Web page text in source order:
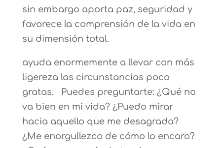
sin embargo aporta paz, seguridad y
favorece la comprensión de la vida en
su dimensión total.
ayuda enormemente a llevar con más
ligereza las circunstancias poco
gratas. Puedes preguntarte: ¿Qué no
va bien en mi vida? ¿Puedo mirar
hacia aquello que me desagrada?
¿Me enorgullezco de cómo lo encaro?